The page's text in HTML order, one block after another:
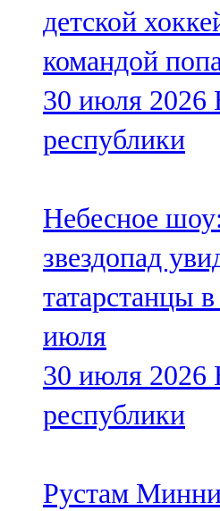
детской
командой
30 июля 2026
республики
Небесное
звездопад
татарстанцы
июля
30 июля 2026
республики
Рустам